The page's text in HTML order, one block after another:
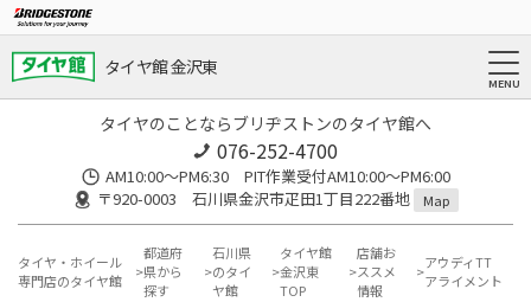
タイヤ館 金沢東
タイヤのことならブリヂストンのタイヤ館へ
076-252-4700
AM10:00～PM6:30 PIT作業受付AM10:00～PM6:00
〒920-0003 石川県金沢市疋田1丁目222番地
Map
タイヤ・ホイール
専門店のタイヤ館
都道府
県から
探す
石川県
のタイ
ヤ館
タイヤ館
金沢東
TOP
店舗お
ススメ
情報
アウディTT
アライメント